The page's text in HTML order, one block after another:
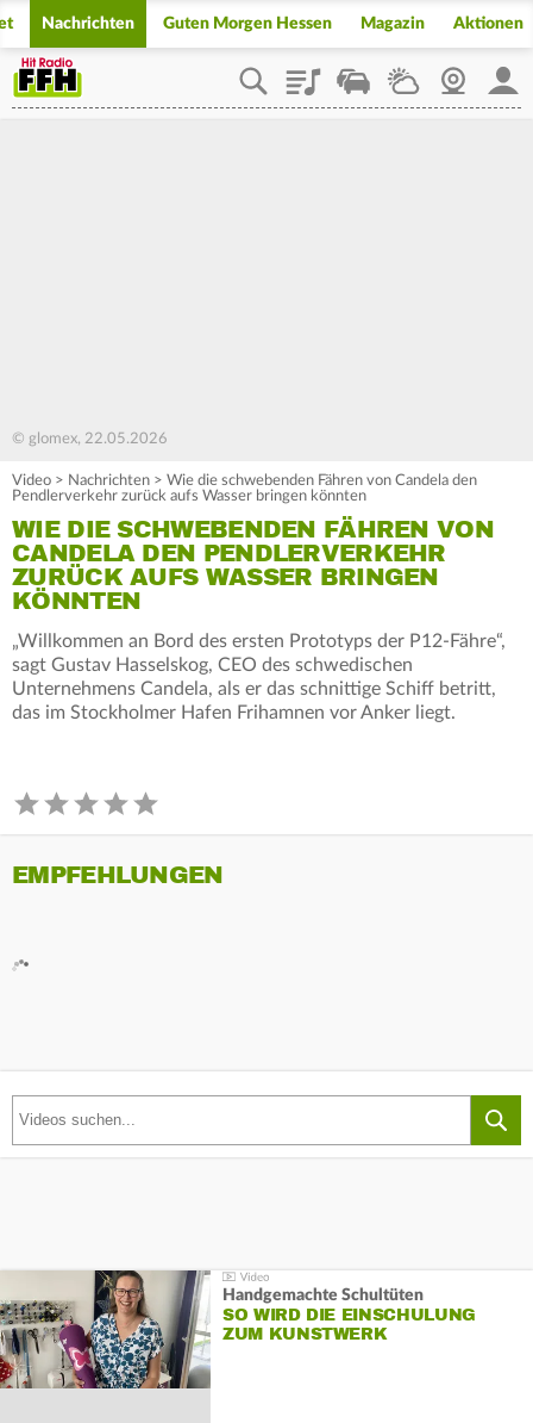
Nachrichten Guten Morgen Hessen Magazin Aktionen
PlaylistStaupilotWetterWebcam
© glomex, 22.05.2026
Video > Nachrichten > Wie die schwebenden Fähren von Candela den
Pendlerverkehr zurück aufs Wasser bringen könnten
WIE DIE SCHWEBENDEN FÄHREN VON
CANDELA DEN PENDLERVERKEHR
ZURÜCK AUFS WASSER BRINGEN
KÖNNTEN
„Willkommen an Bord des ersten Prototyps der P12-Fähre“,
sagt Gustav Hasselskog, CEO des schwedischen
Unternehmens Candela, als er das schnittige Schiff betritt,
das im Stockholmer Hafen Frihamnen vor Anker liegt.
EMPFEHLUNGEN
Handgemachte Schultüten
SO WIRD DIE EINSCHULUNG
ZUM KUNSTWERK